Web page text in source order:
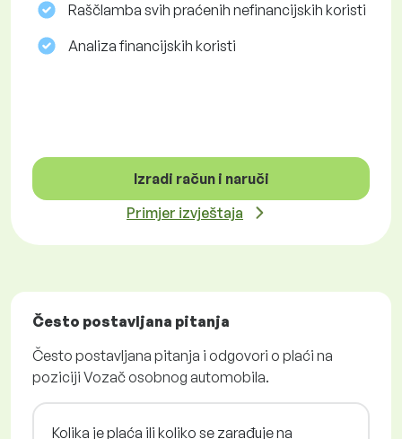
Raščlamba svih praćenih nefinancijskih koristi
Analiza financijskih koristi
Izradi račun i naruči
Primjer izvještaja
Često postavljana pitanja
Često postavljana pitanja i odgovori o plaći na
poziciji Vozač osobnog automobila.
Kolika je plaća ili koliko se zarađuje na